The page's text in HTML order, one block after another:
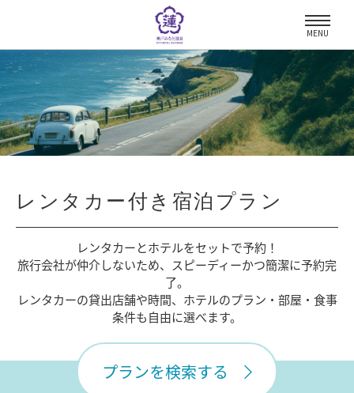
MENU
レンタカー付き宿泊プラン
レンタカーとホテルをセットで予約！
旅行会社が仲介しないため、
スピーディーかつ簡潔に予約完
了。
レンタカーの貸出店舗や時間、 ホテルのプラン・部屋・食事
条件も自由に選べます。
プランを検索する